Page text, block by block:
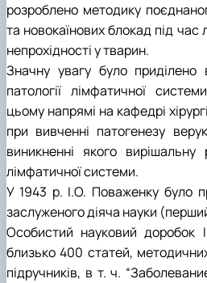
розроблено методику
та новокаїнових блокад під час
непрохідності у тварин.
Значну увагу було
патології лімфатичної
цьому напрямі на кафедрі
при вивченні патогенезу
виникненні якого
лімфатичної системи.
У 1943 р. І.О. Поваженку було
заслуженого діяча науки
Особистий науковий доробок
близько 400 статей,
підручників, в т. ч.